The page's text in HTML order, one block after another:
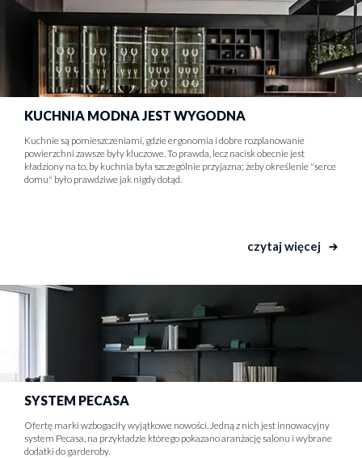
KUCHNIA MODNA JEST WYGODNA
Kuchnie są pomieszczeniami, gdzie ergonomia i dobre rozplanowanie
powierzchni zawsze były kluczowe. To prawda, lecz nacisk obecnie jest
kładziony na to, by kuchnia była szczególnie przyjazna; żeby określenie "serce
domu" było prawdziwe jak nigdy dotąd.
czytaj więcej
SYSTEM PECASA
Ofertę marki wzbogaciły wyjątkowe nowości. Jedną z nich jest innowacyjny
system Pecasa, na przykładzie którego pokazano aranżację salonu i wybrane
dodatki do garderoby.